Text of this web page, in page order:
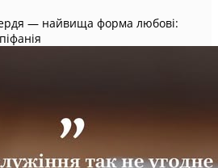
— найвища форма любові: